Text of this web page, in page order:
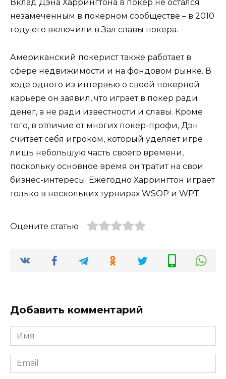
Вклад Дэна Харрингтона в покер не остался
незамеченным в покерном сообществе – в 2010
году его включили в Зал славы покера.
Американский покерист также работает в
сфере недвижимости и на фондовом рынке. В
ходе одного из интервью о своей покерной
карьере он заявил, что играет в покер ради
денег, а не ради известности и славы. Кроме
того, в отличие от многих покер-профи, Дэн
считает себя игроком, который уделяет игре
лишь небольшую часть своего времени,
поскольку основное время он тратит на свои
бизнес-интересы. Ежегодно Харрингтон играет
только в нескольких турнирах WSOP и WPT.
Оцените статью
Добавить комментарий
Имя
*
Email
*